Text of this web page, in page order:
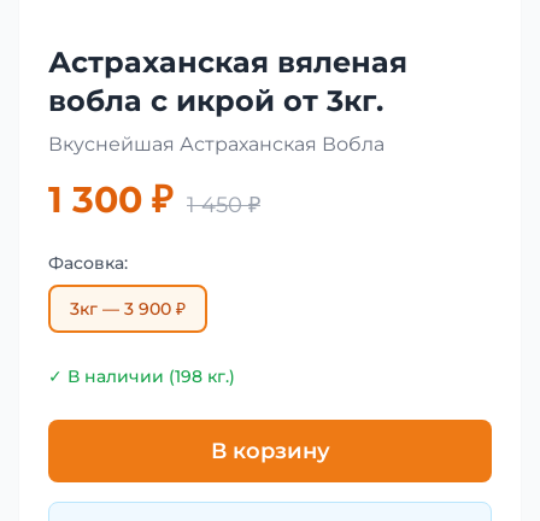
Астраханская вяленая
вобла с икрой от 3кг.
Вкуснейшая Астраханская Вобла
1 300 ₽ 1 450 ₽
Фасовка:
3кг — 3 900 ₽
✓ В наличии (198 кг.)
В корзину